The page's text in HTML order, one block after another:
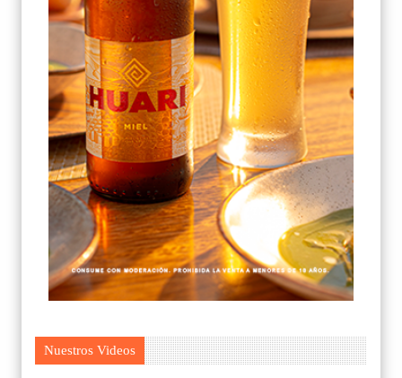
Nuestros Videos